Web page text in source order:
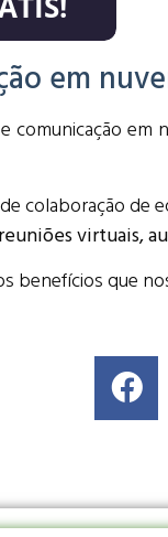
em
em
colaboração de
virtuais,
benefícios que